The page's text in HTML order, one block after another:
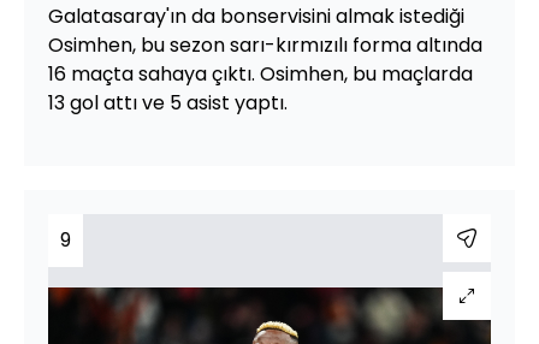
Galatasaray'ın da bonservisini almak istediği
Osimhen, bu sezon sarı-kırmızılı forma altında
16 maçta sahaya çıktı. Osimhen, bu maçlarda
13 gol attı ve 5 asist yaptı.
9